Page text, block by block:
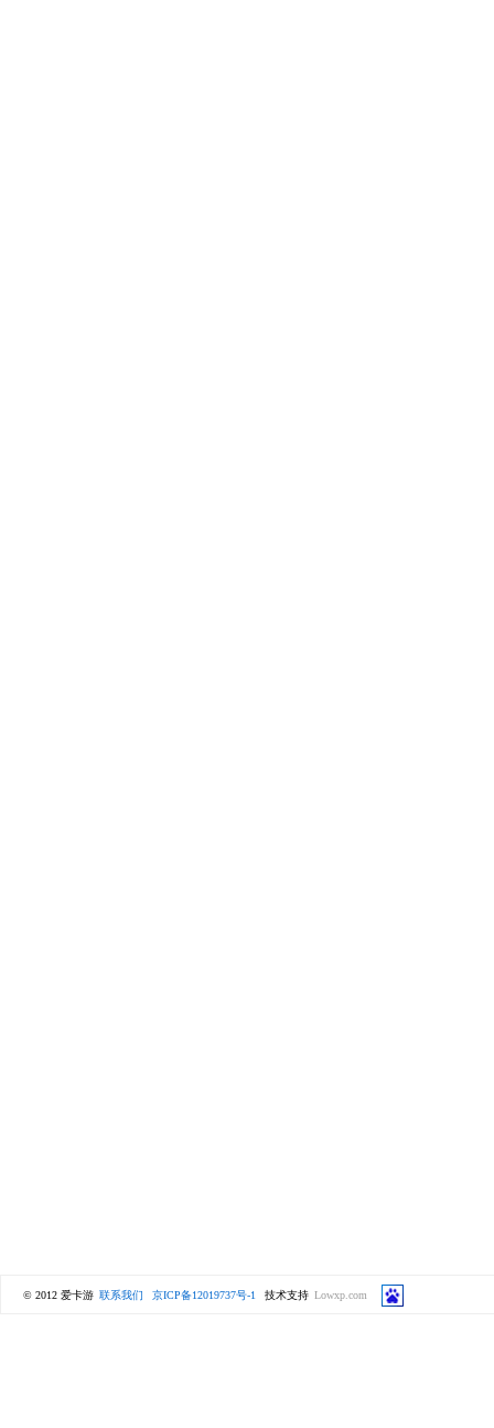
© 2012 爱卡游 联系我们 京ICP备12019737号-1 技术支持 Lowxp.com